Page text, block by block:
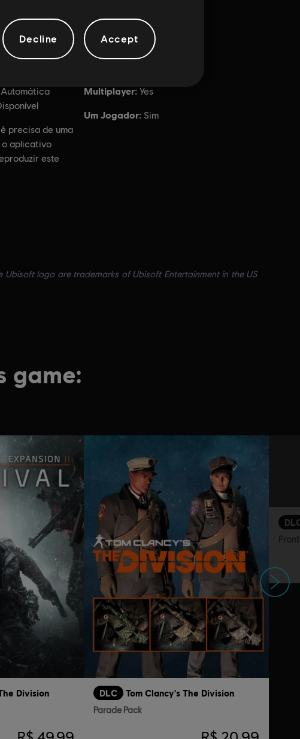
precisa de uma
o aplicativo
este
Multiplayer: Yes
Um Jogador: Sim
Ubisoft logo are trademarks of Ubisoft Entertainment in the US
game:
Division DLC Tom Clancy's The Division
Parade Pack
Próximo
Decline Accept